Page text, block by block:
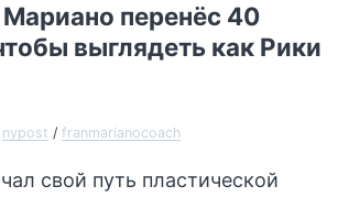
перенёс 40
выглядеть как Рики
nypost / franmarianocoach
свой путь пластической